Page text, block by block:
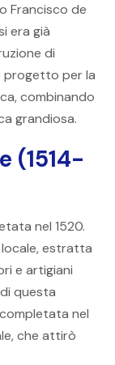
Francisco de
era già
di
progetto per la
combinando
grandiosa.
(1514-
nel 1520.
locale, estratta
e artigiani
questa
nel
che attirò